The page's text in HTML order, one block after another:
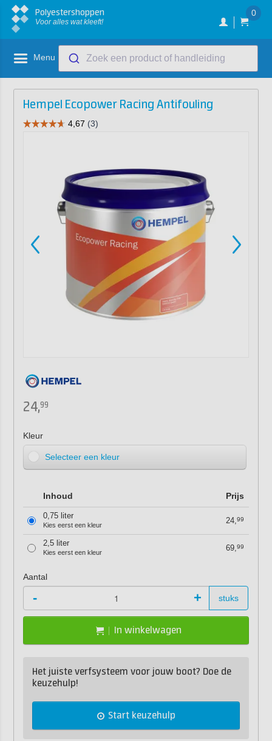
Polyestershoppen
Voor alles wat kleeft!
0
Menu Zoek een product of handleiding
Hempel Ecopower Racing Antifouling
24,99
Kleur
Selecteer een kleur
Inhoud Prijs
0,75 liter
Kies eerst een kleur 24,99
2,5 liter
Kies eerst een kleur 69,99
Aantal
- + stuks
In winkelwagen
Het juiste verfsysteem voor jouw boot? Doe de
keuzehulp!
Start keuzehulp